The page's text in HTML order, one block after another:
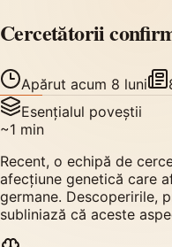
Cercetătorii
Apărut acum 8 luni
Esențialul poveștii
~1 min
Recent, o echipă de
afecțiune genetică care
germane. Descoperirile,
subliniază că aceste